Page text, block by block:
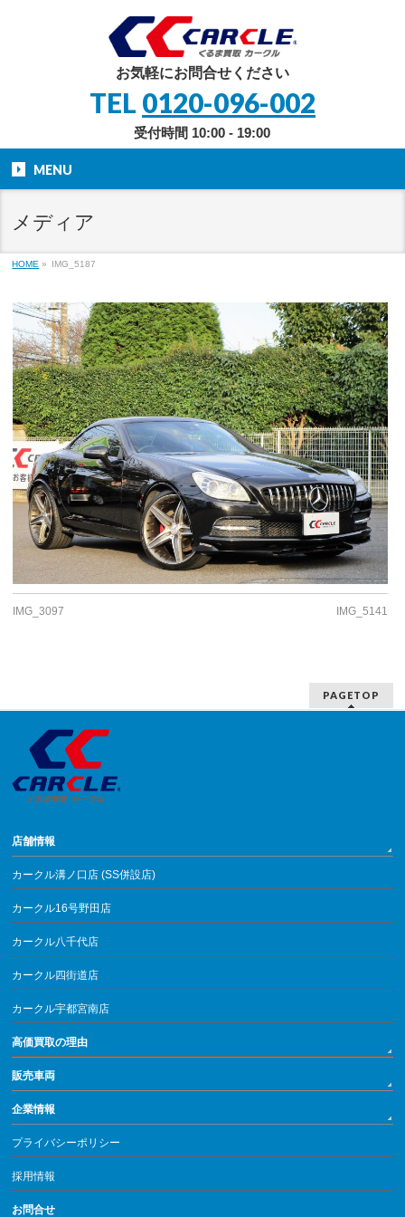
お気軽にお問合せください
TEL 0120-096-002
受付時間 10:00 - 19:00
MENU
メディア
HOME » IMG_5187
IMG_3097 IMG_5141
PAGETOP
店舗情報
カークル溝ノ口店 (SS併設店)
カークル16号野田店
カークル八千代店
カークル四街道店
カークル宇都宮南店
高価買取の理由
販売車両
企業情報
プライバシーポリシー
採用情報
お問合せ